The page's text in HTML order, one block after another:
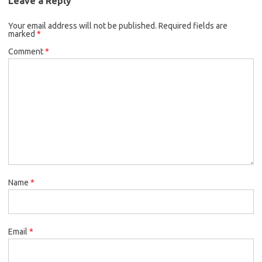
Your email address will not be published. Required fields are
marked *
Comment*
Name *
Email *